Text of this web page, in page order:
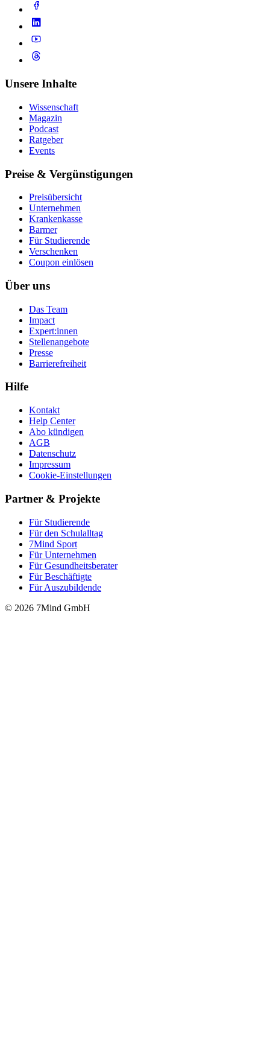
Unsere Inhalte
Wissenschaft
Magazin
Podcast
Ratgeber
Events
Preise & Vergünstigungen
Preisübersicht
Unternehmen
Krankenkasse
Barmer
Für Studierende
Ver­schen­ken
Coupon einlösen
Über uns
Das Team
Impact
Expert:innen
Stellenangebote
Presse
Barrierefreiheit
Hilfe
Kontakt
Help Center
Abo kündigen
AGB
Datenschutz
Impressum
Cookie-Einstellungen
Partner & Projekte
Für Stu­die­rende
Für den Schulalltag
7Mind Sport
Für Unter­neh­men
Für Gesund­heits­be­ra­ter
Für Beschäftigte
Für Auszubildende
© 2026 7Mind GmbH